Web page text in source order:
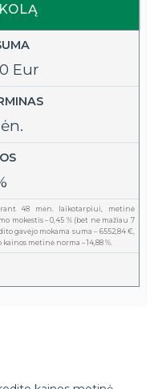
Eur
48 mėn. laikotarpiui, metinė
mokestis – 0,45 % (bet ne mažiau 7
gavėjo mokama suma – 6552,84 €,
metinė norma – 14,88 %.